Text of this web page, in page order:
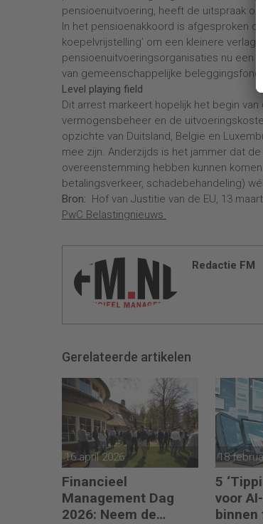
pensioenuitvoering, heeft de uitspraak
In het pensioenakkoord is afgesproken
koepelvrijstelling’ om een kleinere
pensioenuitvoeringsorganisaties nu een
van gemeenschappelijke
Level playing field
Dit arrest markeert hopelijk het begin
vermogensbeheer en de
opzichte van Duitsland, België en
mee zijn. Anderzijds is het jammer dat
overeenstemming hebben kunnen
betalingsverkeer, schadebehandeling)
Bron: Hof van Justitie van de EU, 13
PwC Belastingnieuws
Redactie FM
Gerelateerde artikelen
16 april 2026
Financieel
Management Dag
2026: Neem de
18
5
voor
binnen